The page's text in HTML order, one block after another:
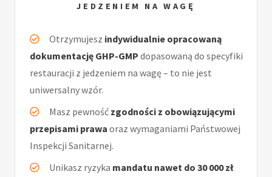
JEDZENIEM NA WAGĘ
Otrzymujesz indywidualnie opracowaną
dokumentację GHP-GMP dopasowaną do specyfiki
restauracji z jedzeniem na wagę – to nie jest
uniwersalny wzór.
Masz pewność zgodności z obowiązującymi
przepisami prawa oraz wymaganiami Państwowej
Inspekcji Sanitarnej.
Unikasz ryzyka mandatu nawet do 30 000 zł